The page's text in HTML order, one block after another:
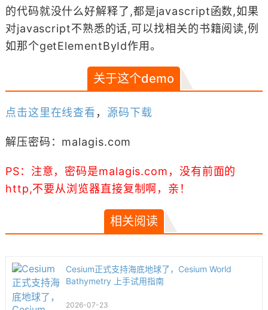
的代码就没什么好解释了,都是javascript函数,如果
对javascript不熟悉的话,可以找相关的书籍阅读,例
如那个getElementById作用。
关于这个demo
点击这里在线查看 ， 源码下载
解压密码：malagis.com
PS：注意，密码是malagis.com，没有前面的
http,不要从浏览器直接复制啊，亲！
相关阅读
Cesium正式支持海底地球了，Cesium World
Bathymetry 上手试用指南
2026-07-23